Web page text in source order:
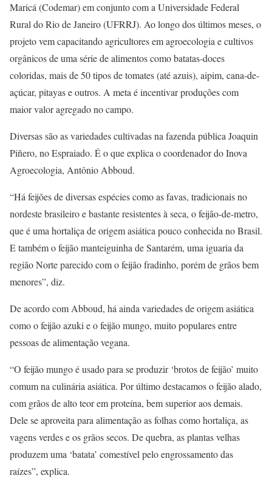
Maricá (Codemar) em conjunto com a Universidade Federal
Rural do Rio de Janeiro (UFRRJ). Ao longo dos últimos meses, o
projeto vem capacitando agricultores em agroecologia e cultivos
orgânicos de uma série de alimentos como batatas-doces
coloridas, mais de 50 tipos de tomates (até azuis), aipim, cana-de-
açúcar, pitayas e outros. A meta é incentivar produções com
maior valor agregado no campo.
Diversas são as variedades cultivadas na fazenda pública Joaquin
Piñero, no Espraiado. É o que explica o coordenador do Inova
Agroecologia, Antônio Abboud.
“Há feijões de diversas espécies como as favas, tradicionais no
nordeste brasileiro e bastante resistentes à seca, o feijão-de-metro,
que é uma hortaliça de origem asiática pouco conhecida no Brasil.
E também o feijão manteiguinha de Santarém, uma iguaria da
região Norte parecido com o feijão fradinho, porém de grãos bem
menores”, diz.
De acordo com Abboud, há ainda variedades de origem asiática
como o feijão azuki e o feijão mungo, muito populares entre
pessoas de alimentação vegana.
“O feijão mungo é usado para se produzir ‘brotos de feijão’ muito
comum na culinária asiática. Por último destacamos o feijão alado,
com grãos de alto teor em proteína, bem superior aos demais.
Dele se aproveita para alimentação as folhas como hortaliça, as
vagens verdes e os grãos secos. De quebra, as plantas velhas
produzem uma ‘batata’ comestível pelo engrossamento das
raízes”, explica.